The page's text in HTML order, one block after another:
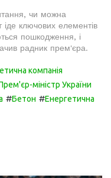
чи можна
іде ключових елементів
пошкодження, і
радник прем'єра.
компанія
міністр України
#Бетон #Енергетична